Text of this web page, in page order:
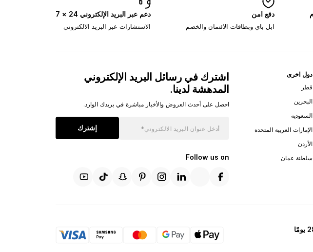
دفع امن
ابل باي وبطاقات الائتمان والخصم
دعم عبر البريد الإلكتروني 24 × 7
الاستشارات عبر البريد الالكتروني
دول اخرى
قطر
البحرين
السعودية
الإمارات العربية المتحدة
الأردن
سلطنة عمان
اشترك في رسائل البريد الإلكتروني
المدهشة لدينا.
احصل على أحدث العروض والأخبار مباشرة في بريدك الوارد.
إشترك
Follow us on